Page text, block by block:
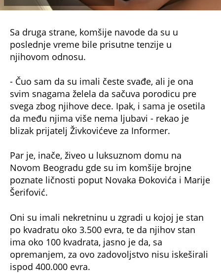
Sa druga strane, komšije navode da su u
poslednje vreme bile prisutne tenzije u
njihovom odnosu.
- Čuo sam da su imali česte svađe, ali je ona
svim snagama želela da sačuva porodicu pre
svega zbog njihove dece. Ipak, i sama je osetila
da među njima više nema ljubavi - rekao je
blizak prijatelj Živkovićeve za Informer.
Par je, inače, živeo u luksuznom domu na
Novom Beogradu gde su im komšije brojne
poznate ličnosti poput Novaka Đokovića i Marije
Šerifović.
Oni su imali nekretninu u zgradi u kojoj je stan
po kvadratu oko 3.500 evra, te da njihov stan
ima oko 100 kvadrata, jasno je da, sa
opremanjem, za ovo zadovoljstvo nisu iskeširali
ispod 400.000 evra.